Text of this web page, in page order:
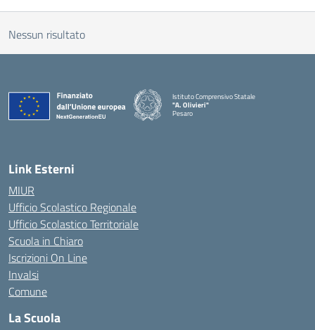
Nessun risultato
Istituto Comprensivo Statale
"A. Olivieri"
Pesaro
Link Esterni
MIUR
Ufficio Scolastico Regionale
Ufficio Scolastico Territoriale
Scuola in Chiaro
Iscrizioni On Line
Invalsi
Comune
La Scuola